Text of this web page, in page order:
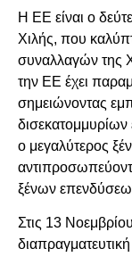
Η ΕΕ είναι ο
Χιλής, που
συναλλαγών της
την ΕΕ έχει
σημειώνοντας
ο μεγαλύτερος
ξένων
Στις 13